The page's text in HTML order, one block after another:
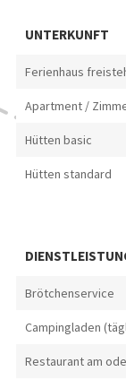
UNTERKUNFT
Ferienhaus
Apartment /
Hütten basic
Hütten standard
Brötchenservice
Campingladen
Restaurant am